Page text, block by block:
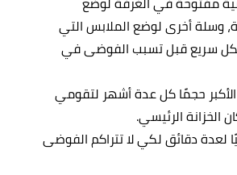
وسلة أخرى لوضع الملابس التي
سريع قبل تسبب الفوضى في
حجمًا كل عدة أشهر لتقومي
الخزانة الرئيسي.
لعدة دقائق لكي لا تتراكم الفوضى